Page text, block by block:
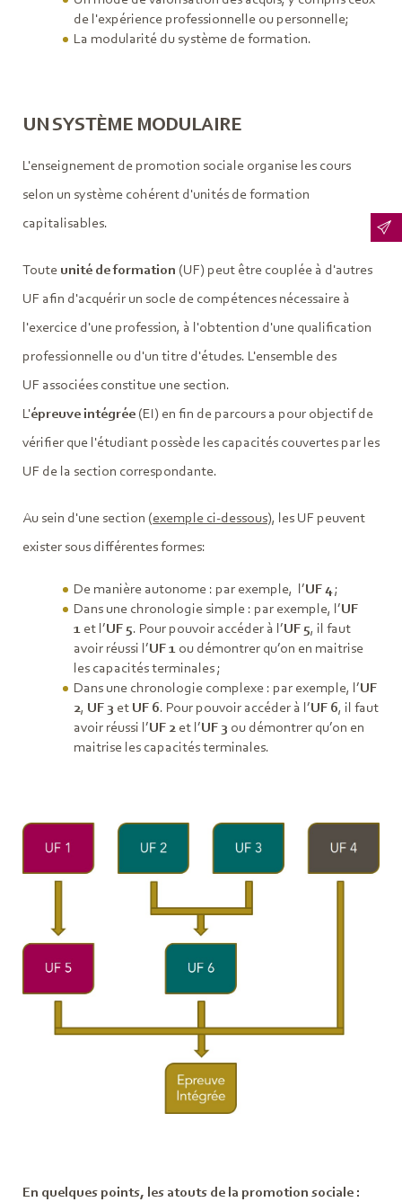
de l'expérience professionnelle ou personnelle;
La modularité du système de formation.
UN SYSTÈME MODULAIRE
L'enseignement de promotion sociale organise les cours
selon un système cohérent d'unités de formation
capitalisables.
Toute unité de formation (UF) peut être couplée à d'autres
UF afin d'acquérir un socle de compétences nécessaire à
l'exercice d'une profession, à l'obtention d'une qualification
professionnelle ou d'un titre d'études. L'ensemble des
UF associées constitue une section.
L'épreuve intégrée (EI) en fin de parcours a pour objectif de
vérifier que l'étudiant possède les capacités couvertes par les
UF de la section correspondante.
Au sein d'une section (exemple ci-dessous), les UF peuvent
exister sous différentes formes:
De manière autonome : par exemple, l’UF 4;
Dans une chronologie simple : par exemple, l’UF
1et l’UF 5. Pour pouvoir accéder à l’UF 5, il faut
avoir réussi l’UF 1ou démontrer qu’on en maitrise
les capacités terminales ;
Dans une chronologie complexe : par exemple, l’UF
2, UF 3 et UF 6. Pour pouvoir accéder à l’UF 6, il faut
avoir réussi l’UF 2et l’UF 3 ou démontrer qu’on en
maitrise les capacités terminales.
En quelques points, les atouts de la promotion sociale :